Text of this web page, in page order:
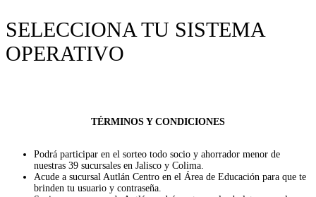
SELECCIONA TU SISTEMA
OPERATIVO
TÉRMINOS Y CONDICIONES
Podrá participar en el sorteo todo socio y ahorrador menor de
nuestras 39 sucursales en Jalisco y Colima.
Acude a sucursal Autlán Centro en el Área de Educación para que te
brinden tu usuario y contraseña.